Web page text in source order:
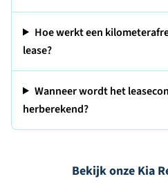
Hoe werkt een
lease?
Wanneer wordt het
herberekend?
Bekijk onze Kia